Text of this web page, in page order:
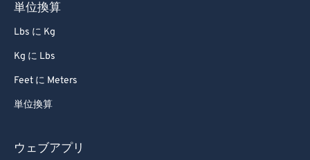
単位換算
Lbs に Kg
Kg に Lbs
Feet に Meters
単位換算
ウェブアプリ